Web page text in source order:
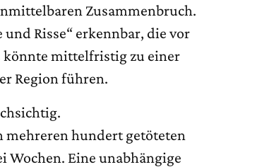
Zusammenbruch.
Risse“ erkennbar, die vor
könnte mittelfristig zu einer
Region führen.
mehreren hundert getöteten
Wochen. Eine unabhängige